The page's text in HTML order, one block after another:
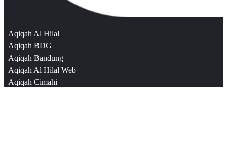
Aqiqah Al Hilal
Aqiqah BDG
Aqiqah Bandung
Aqiqah Al Hilal Web
Aqiqah Cimahi